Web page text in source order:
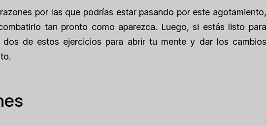
por las que podrías estar pasando por este agotamiento,
tan pronto como aparezca. Luego, si estás listo para
de estos ejercicios para abrir tu mente y dar los cambios